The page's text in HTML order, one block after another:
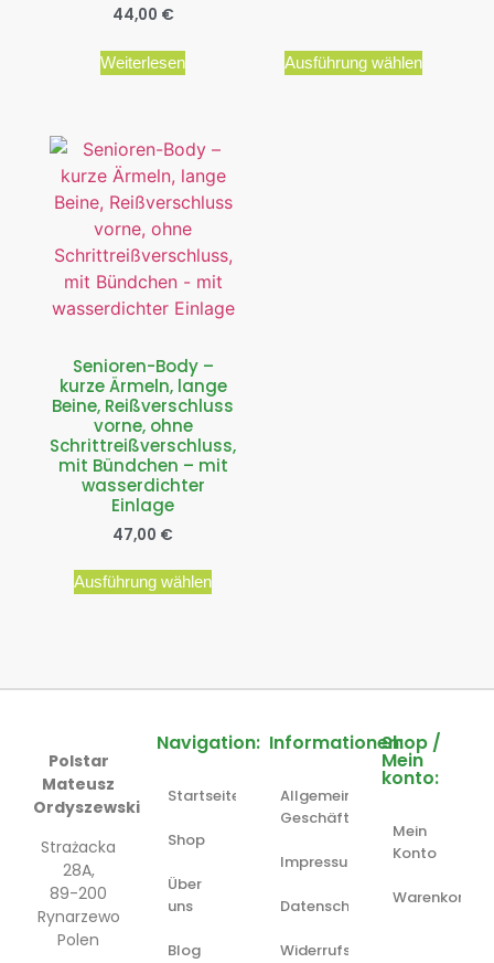
44,00 €
Weiterlesen Ausführung wählen
Senioren-Body –
kurze Ärmeln, lange
Beine, Reißverschluss
vorne, ohne
Schrittreißverschluss,
mit Bündchen – mit
wasserdichter
Einlage
47,00 €
Ausführung wählen
Polstar
Mateusz
Ordyszewski
Strażacka
28A,
89-200
Rynarzewo
Polen
Navigation:
Startseite
Shop
Über
uns
Blog
Informationen:
Allgemeine
Geschäftsbedingungen
Impressum
Datenschutzerklärung
Widerrufsbelehrung
Shop /
Mein
konto:
Mein
Konto
Warenkorb